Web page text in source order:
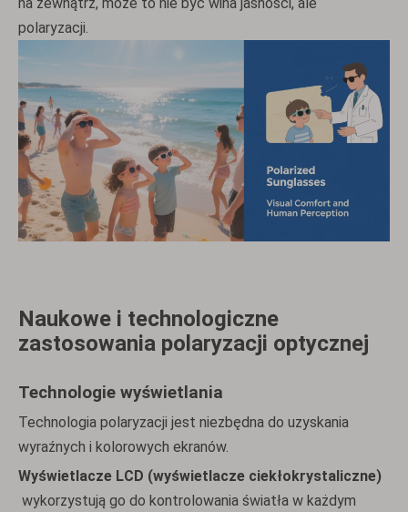
polaryzacji.
Naukowe i technologiczne
zastosowania polaryzacji optycznej
Technologie wyświetlania
Technologia polaryzacji jest niezbędna do uzyskania
wyraźnych i kolorowych ekranów.
Wyświetlacze LCD (wyświetlacze ciekłokrystaliczne)
wykorzystują go do kontrolowania światła w każdym